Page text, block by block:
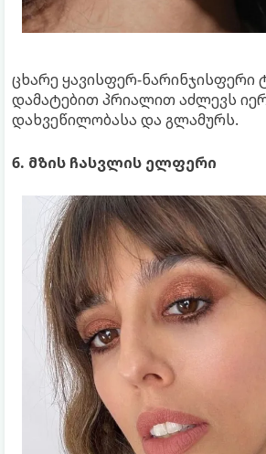
ცხარე ყავისფერ-ნარინჯისფერი
დამატებით პრიალით აძლევს
დახვეწილობასა და გლამურს.
6. მზის ჩასვლის ელფერი